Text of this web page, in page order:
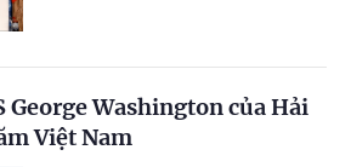
George Washington của Hải
Việt Nam